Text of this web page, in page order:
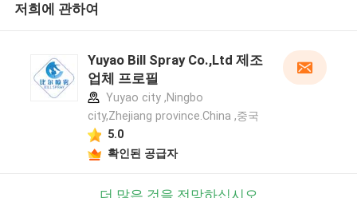
저희에 관하여
Yuyao Bill Spray Co.,Ltd 제조
업체 프로필
Yuyao city ,Ningbo
city,Zhejiang province.China ,중국
5.0
확인된 공급자
더 많은 것을 전망하십시오